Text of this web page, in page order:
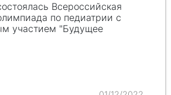
Всероссийская
по педиатрии с
участием "Будущее